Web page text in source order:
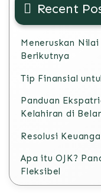
Recent
Meneruskan
Berikutnya
Tip Finansial
Panduan
Kelahiran di
Resolusi
Apa itu OJK?
Fleksibel